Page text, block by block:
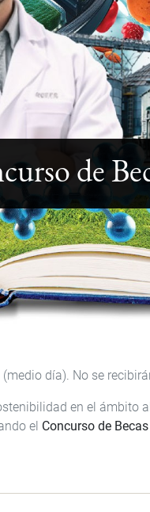
de
día). No se
en el ámbito
el Concurso de Becas